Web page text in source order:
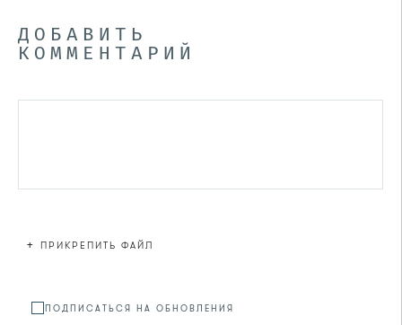
ДОБАВИТЬ
КОММЕНТАРИЙ
+ ПРИКРЕПИТЬ ФАЙЛ
ПОДПИСАТЬСЯ НА ОБНОВЛЕНИЯ